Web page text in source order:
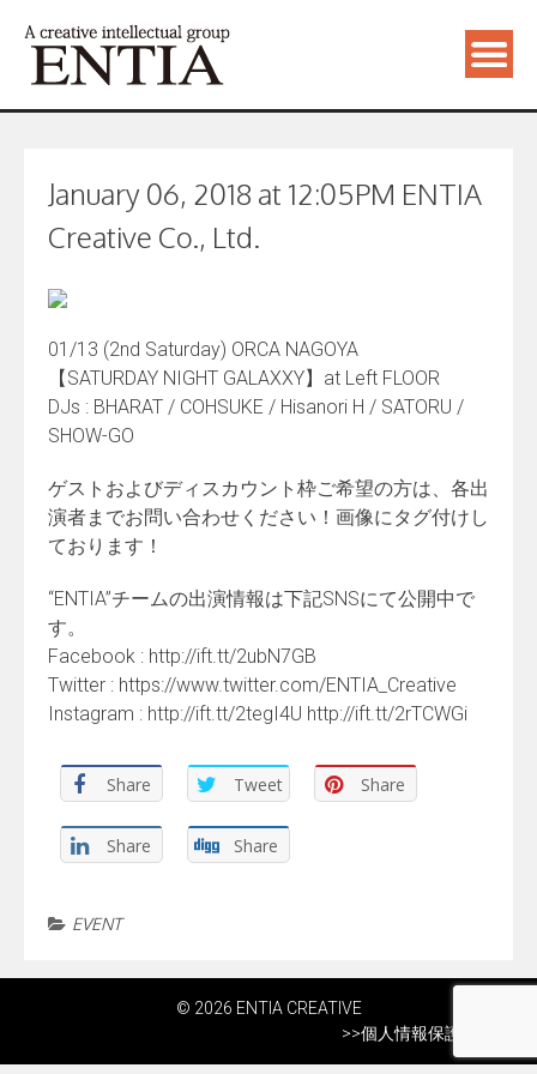
January 06, 2018 at 12:05PM ENTIA
Creative Co., Ltd.
01/13 (2nd Saturday) ORCA NAGOYA
【SATURDAY NIGHT GALAXXY】at Left FLOOR
DJs : BHARAT / COHSUKE / Hisanori H / SATORU /
SHOW-GO
ゲストおよびディスカウント枠ご希望の方は、各出
演者までお問い合わせください！画像にタグ付けし
ております！
“ENTIA”チームの出演情報は下記SNSにて公開中で
す。
Facebook : http://ift.tt/2ubN7GB
Twitter : https://www.twitter.com/ENTIA_Creative
Instagram : http://ift.tt/2tegI4U http://ift.tt/2rTCWGi
Share Tweet Share
Share Share
EVENT
© 2026 ENTIA CREATIVE
>>個人情報保護方針